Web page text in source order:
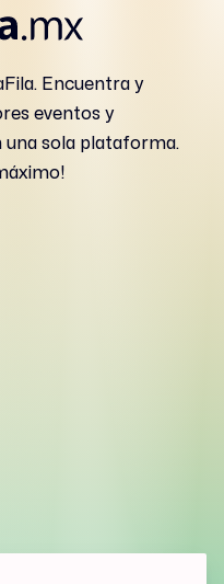
Encuentra y
eventos y
una sola plataforma.